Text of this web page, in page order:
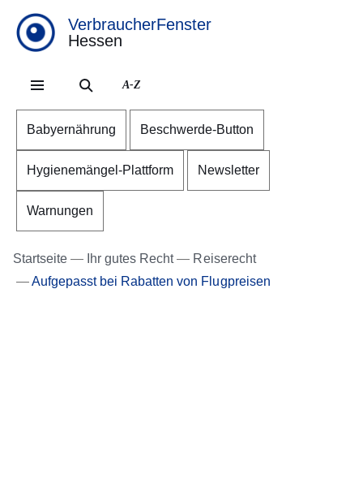
VerbraucherFenster
Hessen
A-Z
Babyernährung Beschwerde-Button
Hygienemängel-Plattform Newsletter
Warnungen
Startseite Ihr gutes Recht
Reiserecht
Aufgepasst bei Rabatten von Flugpreisen